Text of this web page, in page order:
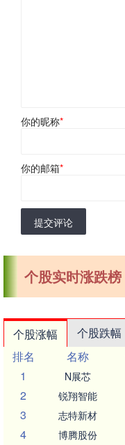
你的昵称*
你的邮箱*
提交评论
个股实时涨跌榜
个股涨幅 个股跌幅
排名
名称
1
N展芯
2 锐翔智能
3 志特新材
4 博腾股份